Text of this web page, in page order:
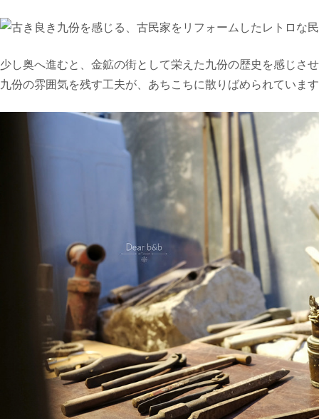
少し奥へ進むと、金鉱の街として栄えた九份の歴史を感じさ
九份の雰囲気を残す工夫が、あちこちに散りばめられていま